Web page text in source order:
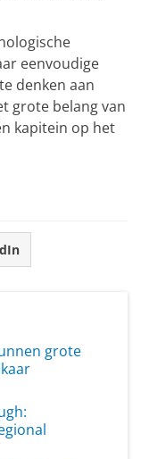
eenvoudige
denken aan
grote belang van
kapitein op het
grote